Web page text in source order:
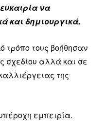
να
και δημιουργικά.
τρόπο τους βοήθησαν
σχεδίου αλλά και σε
της
εμπειρία.